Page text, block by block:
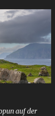
auf der